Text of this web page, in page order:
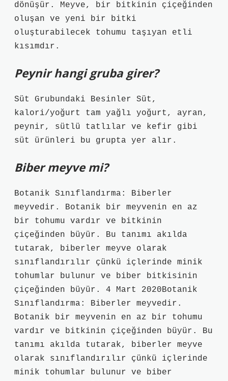
dönüşür. Meyve, bir bitkinin çiçeğinden
oluşan ve yeni bir bitki
oluşturabilecek tohumu taşıyan etli
kısımdır.
Peynir hangi gruba girer?
Süt Grubundaki Besinler Süt,
kalori/yoğurt tam yağlı yoğurt, ayran,
peynir, sütlü tatlılar ve kefir gibi
süt ürünleri bu grupta yer alır.
Biber meyve mi?
Botanik Sınıflandırma: Biberler
meyvedir. Botanik bir meyvenin en az
bir tohumu vardır ve bitkinin
çiçeğinden büyür. Bu tanımı akılda
tutarak, biberler meyve olarak
sınıflandırılır çünkü içlerinde minik
tohumlar bulunur ve biber bitkisinin
çiçeğinden büyür. 4 Mart 2020Botanik
Sınıflandırma: Biberler meyvedir.
Botanik bir meyvenin en az bir tohumu
vardır ve bitkinin çiçeğinden büyür. Bu
tanımı akılda tutarak, biberler meyve
olarak sınıflandırılır çünkü içlerinde
minik tohumlar bulunur ve biber